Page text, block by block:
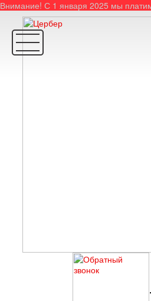
Внимание! С 1 января 2025 мы